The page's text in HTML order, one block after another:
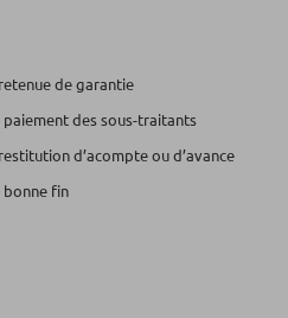
de garantie
paiement des sous-traitants
d’acompte ou d’avance
bonne fin